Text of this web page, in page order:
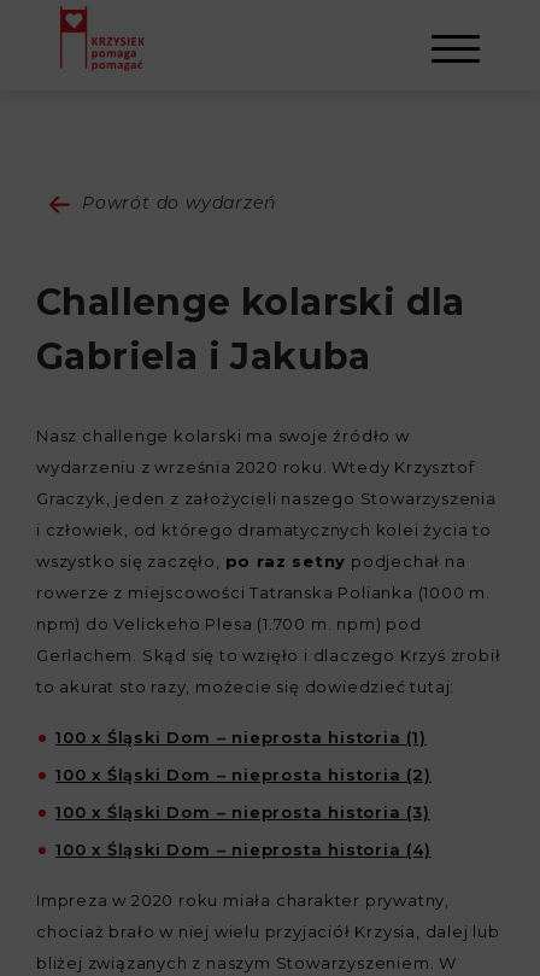
O NAS
NAPISALI O NAS
GALERIA
DZIAŁALNOŚĆ
NASI BENEFICJENCI
SULEJMAN
WYDARZENIA
KONTAKT
REJESTRACJA
Powrót do wydarzeń
Challenge kolarski dla
Gabriela i Jakuba
Nasz challenge kolarski ma swoje źródło w
wydarzeniu z września 2020 roku. Wtedy Krzysztof
Graczyk, jeden z założycieli naszego Stowarzyszenia
i człowiek, od którego dramatycznych kolei życia to
wszystko się zaczęło, po raz setny podjechał na
rowerze z miejscowości Tatranska Polianka (1000 m.
npm) do Velickeho Plesa (1.700 m. npm) pod
Gerlachem. Skąd się to wzięło i dlaczego Krzyś zrobił
to akurat sto razy, możecie się dowiedzieć tutaj:
100 x Śląski Dom – nieprosta historia (1)
100 x Śląski Dom – nieprosta historia (2)
100 x Śląski Dom – nieprosta historia (3)
100 x Śląski Dom – nieprosta historia (4)
Impreza w 2020 roku miała charakter prywatny,
chociaż brało w niej wielu przyjaciół Krzysia, dalej lub
bliżej związanych z naszym Stowarzyszeniem. W